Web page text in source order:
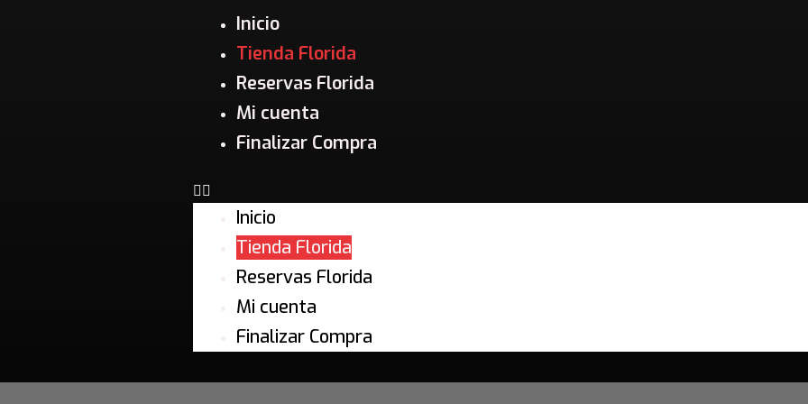
Inicio
Tienda Florida
Reservas Florida
Mi cuenta
Finalizar Compra
Menu
Inicio
Tienda Florida
Reservas Florida
Mi cuenta
Finalizar Compra